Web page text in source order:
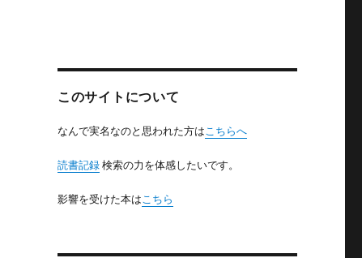
このサイトについて
なんで実名なのと思われた方はこちらへ
読書記録検索の力を体感したいです。
影響を受けた本はこちら